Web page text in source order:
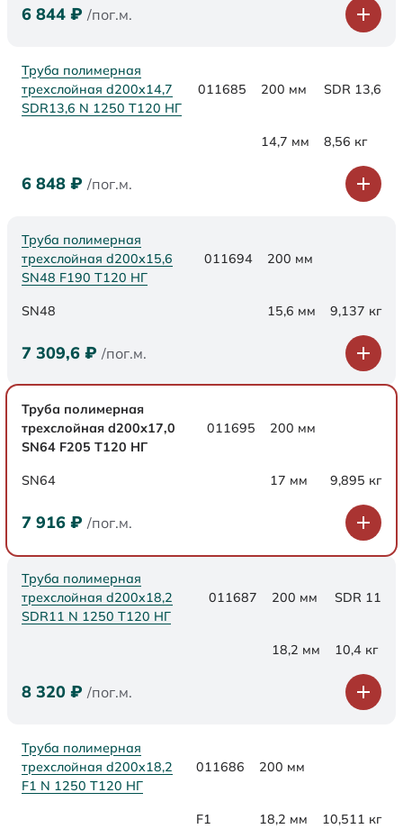
6 844 ₽ /пог.м.
Труба полимерная
трехслойная d200x14,7
SDR13,6 N 1250 Т120 НГ
011685 200 мм SDR 13,6
14,7 мм 8,56 кг
6 848 ₽ /пог.м.
Труба полимерная
трехслойная d200х15,6
SN48 F190 Т120 НГ
011694 200 мм
SN48 15,6 мм 9,137 кг
7 309,6 ₽ /пог.м.
Труба полимерная
трехслойная d200х17,0
SN64 F205 Т120 НГ
011695 200 мм
SN64 17 мм 9,895 кг
7 916 ₽ /пог.м.
Труба полимерная
трехслойная d200x18,2
SDR11 N 1250 Т120 НГ
011687 200 мм SDR 11
18,2 мм 10,4 кг
8 320 ₽ /пог.м.
Труба полимерная
трехслойная d200x18,2
F1 N 1250 Т120 НГ
011686 200 мм
F1 18,2 мм 10,511 кг